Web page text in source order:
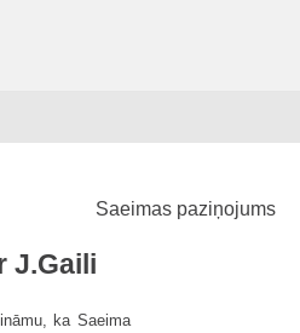
Saeimas paziņojums
J.Gaili
ka Saeima